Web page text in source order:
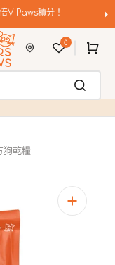
VIPaws積分！
0
購
物
乾糧